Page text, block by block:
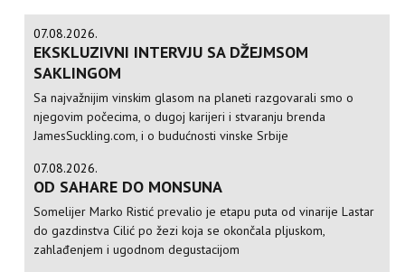
07.08.2026.
EKSKLUZIVNI INTERVJU SA DŽEJMSOM
SAKLINGOM
Sa najvažnijim vinskim glasom na planeti razgovarali smo o
njegovim počecima, o dugoj karijeri i stvaranju brenda
JamesSuckling.com, i o budućnosti vinske Srbije
07.08.2026.
OD SAHARE DO MONSUNA
Somelijer Marko Ristić prevalio je etapu puta od vinarije Lastar
do gazdinstva Cilić po žezi koja se okončala pljuskom,
zahlađenjem i ugodnom degustacijom